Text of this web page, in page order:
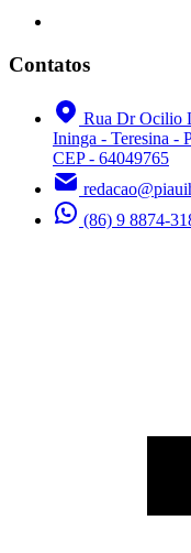
Contatos
Rua Dr Ocilio
Ininga - Teresina -
CEP - 64049765
(86) 9 8874-